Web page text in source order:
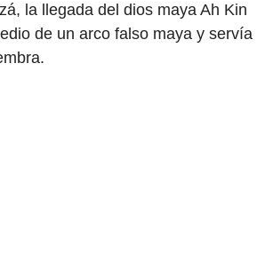
la llegada del dios maya Ah Kin
de un arco falso maya y servía